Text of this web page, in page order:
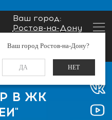
Ваш город:
Ростов-на-Дону
Ваш город Ростов-на-Дону?
ДА НЕТ
Заказать звонок
В ЖК